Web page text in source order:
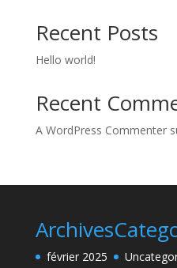
Recent Posts
Hello world!
Recent
A WordPress Commenter
Archives
février 2025